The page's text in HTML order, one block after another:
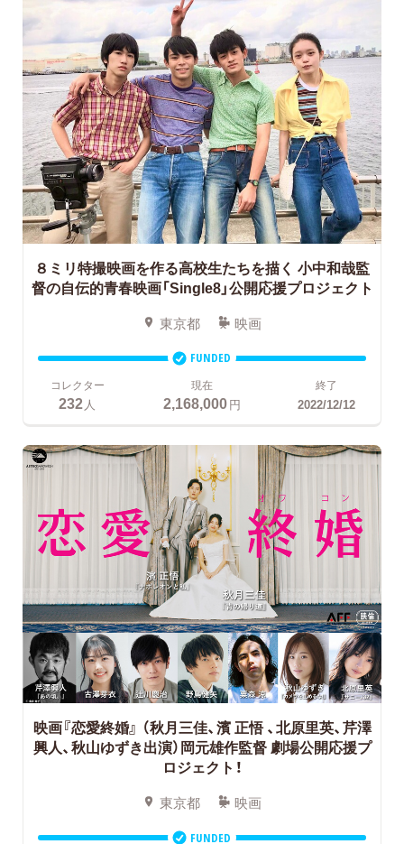
８ミリ特撮映画を作る高校生たちを描く 小中和哉監
督の自伝的青春映画「Single8」公開応援プロジェクト
東京都 映画
FUNDED
コレクター
232 人
現在
2,168,000円
終了
2022/12/12
映画『恋愛終婚』 （秋月三佳、濱 正悟 、北原里英、芹澤
興人、秋山ゆずき出演）岡元雄作監督劇場公開応援プ
ロジェクト！
東京都 映画
FUNDED